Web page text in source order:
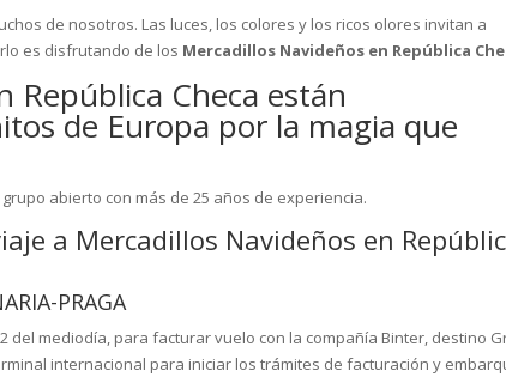
de nosotros. Las luces, los colores y los ricos olores invitan a
es disfrutando de los Mercadillos Navideños en República
República Checa están
de Europa por la magia que
abierto con más de 25 años de experiencia.
a Mercadillos Navideños en
PRAGA
mediodía, para facturar vuelo con la compañía Binter, destino
internacional para iniciar los trámites de facturación y